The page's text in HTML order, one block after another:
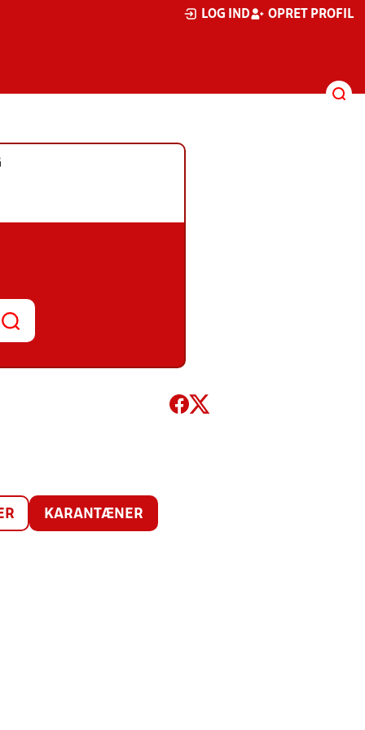
LOG IND OPRET PROFIL
KARANTÆNER